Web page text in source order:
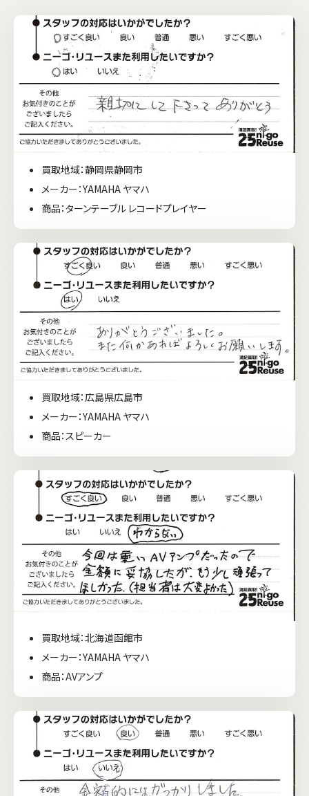
買取地域：静岡県静岡市
メーカー：YAMAHA ヤマハ
商品：ターンテーブル レコードプレイヤー
買取地域：広島県広島市
メーカー：YAMAHA ヤマハ
商品：スピーカー
買取地域：北海道函館市
メーカー：YAMAHA ヤマハ
商品：AVアンプ